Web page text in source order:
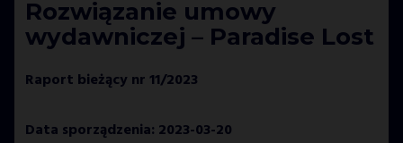
Rozwiązanie umowy
wydawniczej – Paradise Lost
Raport bieżący nr 11/2023
Data sporządzenia: 2023-03-20